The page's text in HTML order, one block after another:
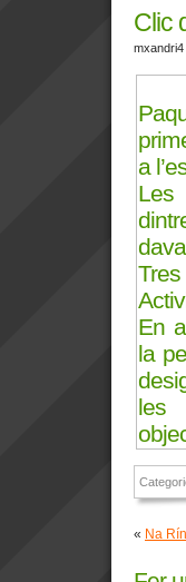
Clic
mxandri4
a
Les
Tres
En
la
les
« Na